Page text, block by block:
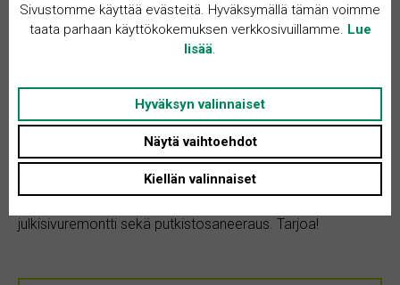
Kohteen kuvaus
Halutaan ostaa Peltolammin alueelta Tampereelta kolmio.
Asunto voi olla remonttia vaativassa kunnossa. Toiveena
julkisivuremontti sekä putkistosaneeraus. Tarjoa!
Sivustomme käyttää evästeitä. Hyväksymällä tämän voimme
taata parhaan käyttökokemuksen verkkosivuillamme. Lue
lisää
Hyväksyn valinnaiset
Näytä vaihtoehdot
Kiellän valinnaiset